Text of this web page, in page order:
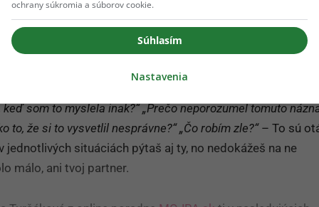
u mužov?
som to myslela inak?“„Prečo neporozumel tomuto
to, že si to vysvetlil nesprávne?“ „Čo robím zle?“– To sú
jednotlivých situáciách pýtaš aj ty, no nedokážeš na ne
málo, ani tvoj partner.
ochrany súkromia a súborov cookie.
Súhlasím
Nastavenia